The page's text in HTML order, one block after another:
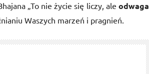
„To nie życie się liczy, ale odwaga
Waszych marzeń i pragnień.